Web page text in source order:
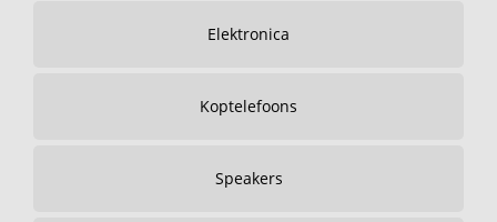
Elektronica
Koptelefoons
Speakers